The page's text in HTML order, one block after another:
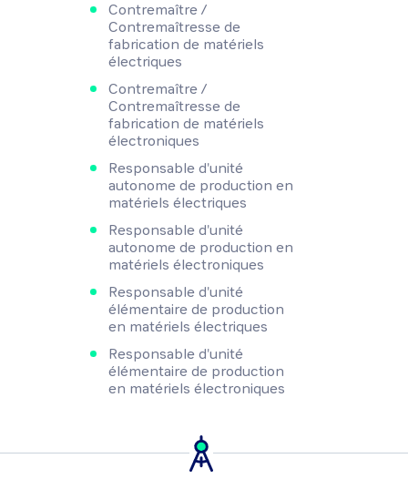
Contremaître /
Contremaîtresse de
fabrication de matériels
électriques
Contremaître /
Contremaîtresse de
fabrication de matériels
électroniques
Responsable d'unité
autonome de production en
matériels électriques
Responsable d'unité
autonome de production en
matériels électroniques
Responsable d'unité
élémentaire de production
en matériels électriques
Responsable d'unité
élémentaire de production
en matériels électroniques